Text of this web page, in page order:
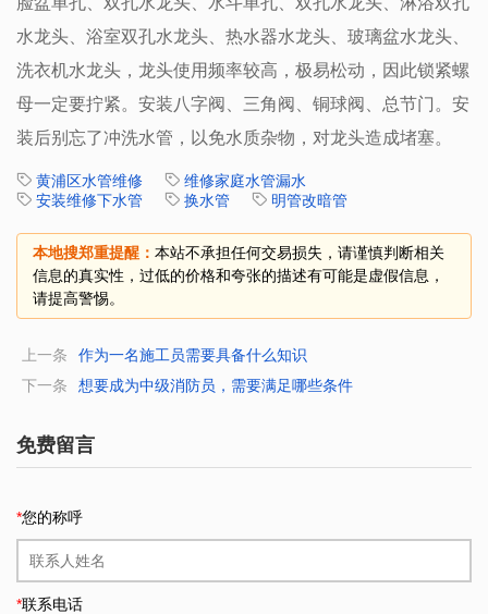
水龙头、浴室双孔水龙头、热水器水龙头、玻璃盆水龙头、
洗衣机水龙头，龙头使用频率较高，极易松动，因此锁紧螺
母一定要拧紧。安装八字阀、三角阀、铜球阀、总节门。安
装后别忘了冲洗水管，以免水质杂物，对龙头造成堵塞。
黄浦区水管维修
维修家庭水管漏水
安装维修下水管
换水管 明管改暗管
本地搜郑重提醒： 本站不承担任何交易损失，请谨慎判断相关
信息的真实性，过低的价格和夸张的描述有可能是虚假信息，
请提高警惕。
上一条
作为一名施工员需要具备什么知识
下一条
想要成为中级消防员，需要满足哪些条件
免费留言
*您的称呼
*联系电话